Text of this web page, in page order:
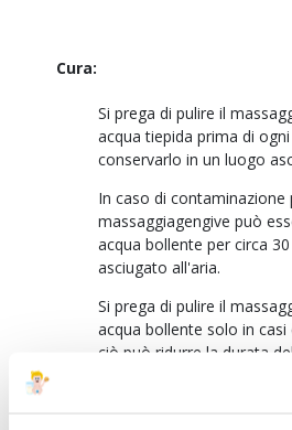
Cura:
Si prega di pulire il
acqua tiepida prima di
conservarlo in un luogo
In caso di contaminazione
massaggiagengive può
acqua bollente per circa
asciugato all'aria.
Si prega di pulire il
acqua bollente solo in casi
ciò può ridurre la durata